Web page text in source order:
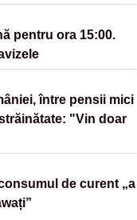
pentru ora 15:00.
între pensii mici
"Vin doar
de curent „a